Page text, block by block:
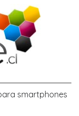
smartphones